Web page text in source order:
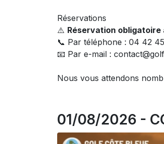
Réservations
⚠️ Réservation
📞 Par téléphone : 04 42
📧 Par e-mail :
Nous vous attendons
01/08/2026 -